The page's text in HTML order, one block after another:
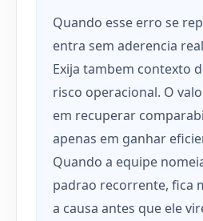
Quando esse erro se
entra sem aderencia
Exija tambem contexto
risco operacional. O
em recuperar
apenas em ganhar
Quando a equipe
padrao recorrente, fica
a causa antes que ele